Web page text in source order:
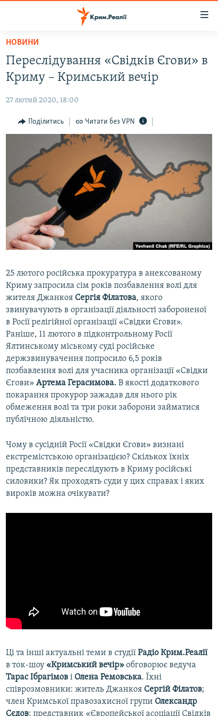
Перейти
основного
матеріалу
Перейти
до
навігації
Перейти
пошуку
ВОДА.КРИМ
ВІДЕО ТА ФОТО
ПОЛІТИКА
БЛОГИ
ІНТЕРВ'Ю
ВСЕ ЗА ДЕНЬ
СПЕЦПРОЕКТИ
ДЕПОРТАЦІЯ
ВІДЕОУРОКИ «ELIFBE»
СВІДЧЕННЯ ОКУПАЦІЇ
ІНФОГРАФІКА
ЯК ОБІЙТИ БЛОКУВАННЯ
Русский
Qırımtatar
ДОЛУЧАЙСЯ!
Усі сайти RFE/RL
НОВИНИ
Переслідування «Свідків Єгови» в
Криму – Кримський вечір
27 лютий 2020, 18:00
Поділитись Читати без VPN
25 лютого російська прокуратура в анексованому
Криму запросила сім років позбавлення волі для
жителя Джанкоя Сергія Філатова, якого
звинувачують в організації діяльності забороненої
в Росії релігійної організації «Свідки Єгови».
Раніше, 11 лютого в підконтрольному Росії
Ялтинському міському суді російське
держзвинувачення попросило 6,5 років
позбавлення волі для учасника організації «Свідки
Єгови» Артема Герасимова. В якості додаткового
покарання прокурор зажадав для нього рік
обмеження волі та три роки заборони займатися
публічною діяльністю.
Чому в сусідній Росії «Свідки Єгови» визнані
екстремістською організацією? Скількох їхніх
представників переслідують в Криму російські
силовики? Як проходять суди у цих справах і яких
вироків можна очікувати?
Ці та інші актуальні теми в студії Радіо Крим.Реалії
в ток-шоу «Кримський вечір» обговорює ведуча
Тарас Ібрагімов і Олена Ремовська​. Їхні
співрозмовники: житель Джанкоя Сергій Філатов;
член Кримської правозахисної групи Олександр
Сєдов; представник «Європейської асоціації Свідків